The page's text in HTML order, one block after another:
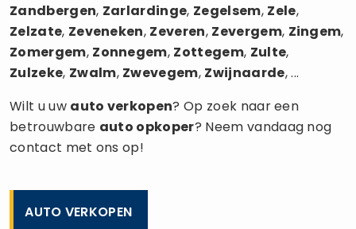
Zandbergen, Zarlardinge, Zegelsem, Zele,
Zelzate, Zeveneken, Zeveren, Zevergem, Zingem,
Zomergem, Zonnegem, Zottegem, Zulte,
Zulzeke, Zwalm, Zwevegem, Zwijnaarde, ...
Wilt u uw auto verkopen? Op zoek naar een
betrouwbare auto opkoper? Neem vandaag nog
contact met ons op!
AUTO VERKOPEN